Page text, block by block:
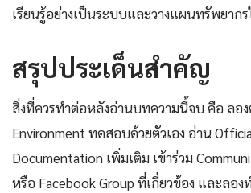
เรียนรู้อย่างเป็นระบบและวางแผนทรัพยาก
สรุปประเด็นสำคัญ
สิ่งที่ควรทำต่อหลังอ่านบทความนี้จบ คือ ลอง
Environment ทดสอบด้วยตัวเอง อ่าน
Documentation เพิ่มเติม เข้าร่วม
หรือ Facebook Group ที่เกี่ยวข้อง และลอง